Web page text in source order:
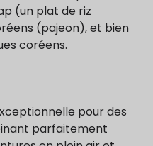
(un plat de riz
(pajeon), et bien
coréens.
pour des
parfaitement